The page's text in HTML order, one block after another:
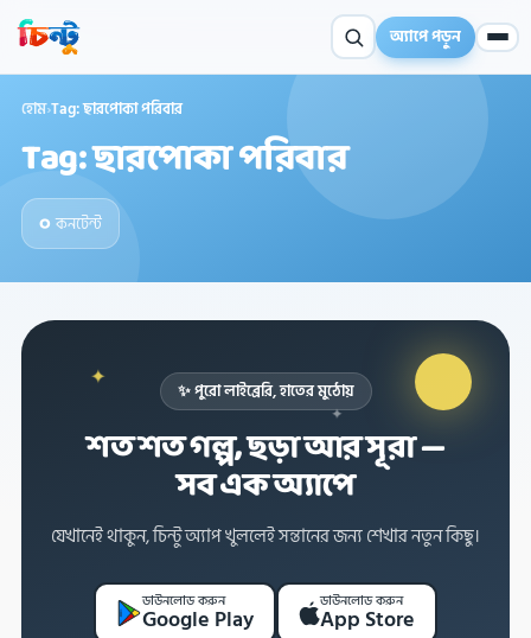
অ্যাপে পড়ুন
হোম›Tag: ছারপোকা পরিবার
Tag: ছারপোকা পরিবার
০ কনটেন্ট
✦
✦
✦
✨ পুরো লাইব্রেরি, হাতের মুঠোয়
শত শত গল্প, ছড়া আর সূরা —
সব এক অ্যাপে
যেখানেই থাকুন, চিন্টু অ্যাপ খুললেই সন্তানের জন্য শেখার নতুন কিছু।
ডাউনলোড করুন
Google Play
ডাউনলোড করুন
App Store